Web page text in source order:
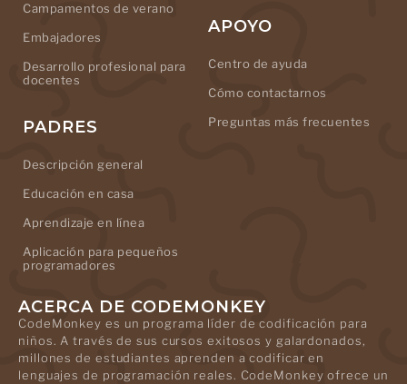
Campamentos de verano
Embajadores
Desarrollo profesional para
docentes
PADRES
Descripción general
Educación en casa
Aprendizaje en línea
Aplicación para pequeños
programadores
APOYO
Centro de ayuda
Cómo contactarnos
Preguntas más frecuentes
ACERCA DE CODEMONKEY
CodeMonkey es un programa líder de codificación para
niños. A través de sus cursos exitosos y galardonados,
millones de estudiantes aprenden a codificar en
lenguajes de programación reales. CodeMonkey ofrece un